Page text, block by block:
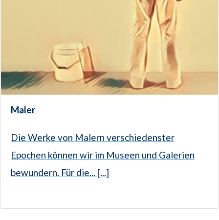
Maler
Die Werke von Malern verschiedenster
Epochen können wir im Museen und Galerien
bewundern. Für die... [...]